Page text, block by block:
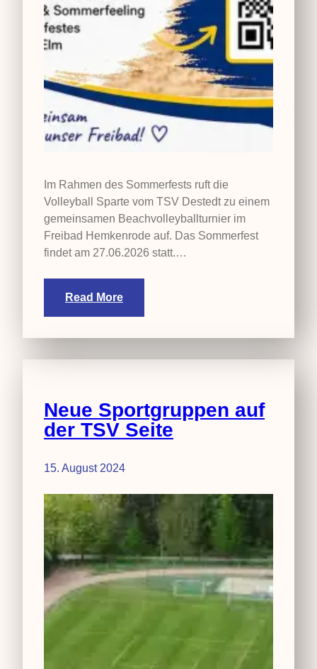
Im Rahmen des Sommerfests ruft die
Volleyball Sparte vom TSV Destedt zu einem
gemeinsamen Beachvolleyballturnier im
Freibad Hemkenrode auf. Das Sommerfest
findet am 27.06.2026 statt.…
Read More
Neue Sportgruppen auf
der TSV Seite
15. August 2024